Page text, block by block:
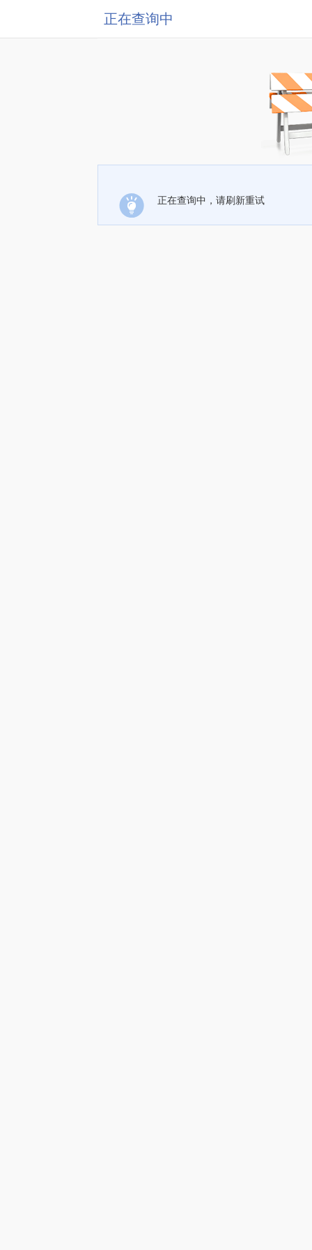
正在查询中
正在查询中，请刷新重试